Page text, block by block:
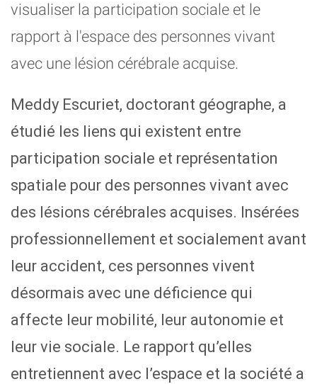
visualiser la participation sociale et le
rapport à l'espace des personnes vivant
avec une lésion cérébrale acquise.
Meddy Escuriet, doctorant géographe, a
étudié les liens qui existent entre
participation sociale et représentation
spatiale pour des personnes vivant avec
des lésions cérébrales acquises. Insérées
professionnellement et socialement avant
leur accident, ces personnes vivent
désormais avec une déficience qui
affecte leur mobilité, leur autonomie et
leur vie sociale. Le rapport qu’elles
entretiennent avec l’espace et la société a